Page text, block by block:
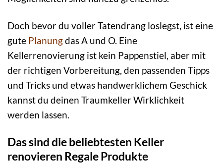
Doch bevor du voller Tatendrang loslegst, ist eine
gute Planungdas A und O. Eine
Kellerrenovierung ist kein Pappenstiel, aber mit
der richtigen Vorbereitung, den passenden Tipps
und Tricks und etwas handwerklichem Geschick
kannst du deinen Traumkeller Wirklichkeit
werden lassen.
Das sind die beliebtesten Keller
renovieren Regale Produkte